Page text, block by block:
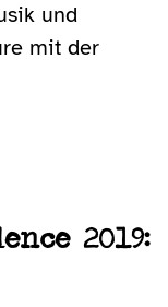
und
mit der
2019: